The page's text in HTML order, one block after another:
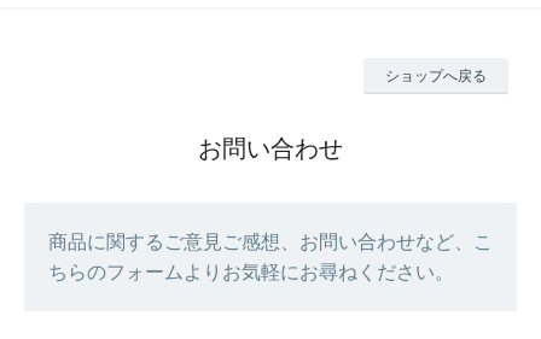
ショップへ戻る
お問い合わせ
商品に関するご意見ご感想、お問い合わせなど、こ
ちらのフォームよりお気軽にお尋ねください。